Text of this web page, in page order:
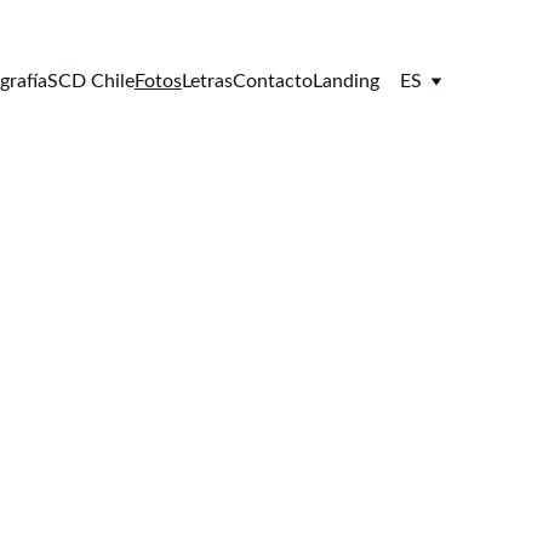
SCD ChileFotosLetrasContactoLanding ES